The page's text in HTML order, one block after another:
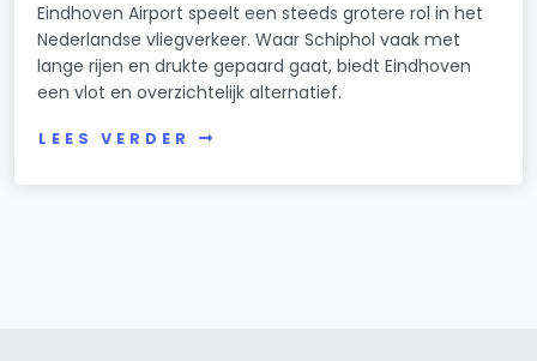
Eindhoven Airport speelt een steeds grotere rol in het
Nederlandse vliegverkeer. Waar Schiphol vaak met
lange rijen en drukte gepaard gaat, biedt Eindhoven
een vlot en overzichtelijk alternatief.
LEES VERDER